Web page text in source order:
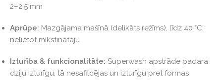
2–2,5 mm
Aprūpe: Mazgājama mašīnā (delikāts režīms), līdz 40 °C;
nelietot mīkstinātāju
Izturība & funkcionalitāte: Superwash apstrāde padara
dziju izturīgu, tā nesafilcējas un izturīgu pret formas